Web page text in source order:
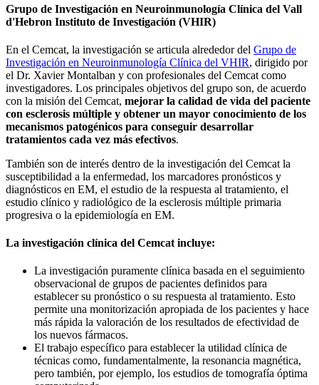
Grupo de Investigación en Neuroinmunología Clínica del Vall
d'Hebron Instituto de Investigación (VHIR)
En el Cemcat, la investigación se articula alrededor del Grupo de
Investigación en Neuroinmunología Clínica del VHIR, dirigido por
el Dr. Xavier Montalban y con profesionales del Cemcat como
investigadores. Los principales objetivos del grupo son, de acuerdo
con la misión del Cemcat, mejorar la calidad de vida del paciente
con esclerosis múltiple y obtener un mayor conocimiento de los
mecanismos patogénicos para conseguir desarrollar
tratamientos cada vez más efectivos.
También son de interés dentro de la investigación del Cemcat la
susceptibilidad a la enfermedad, los marcadores pronósticos y
diagnósticos en EM, el estudio de la respuesta al tratamiento, el
estudio clínico y radiológico de la esclerosis múltiple primaria
progresiva o la epidemiología en EM.
La investigación clínica del Cemcat incluye:
La investigación puramente clínica basada en el seguimiento
observacional de grupos de pacientes definidos para
establecer su pronóstico o su respuesta al tratamiento. Esto
permite una monitorización apropiada de los pacientes y hace
más rápida la valoración de los resultados de efectividad de
los nuevos fármacos.
El trabajo específico para establecer la utilidad clínica de
técnicas como, fundamentalmente, la resonancia magnética,
pero también, por ejemplo, los estudios de tomografía óptima